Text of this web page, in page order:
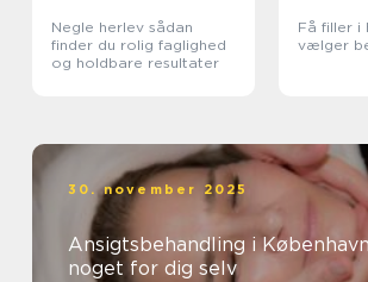
Negle herlev sådan
finder du rolig faglighed
og holdbare resultater
Få filler i
vælger
30. november 2025
Ansigtsbehandling i
noget for dig selv